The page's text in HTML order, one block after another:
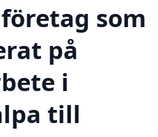
som
på
i
till